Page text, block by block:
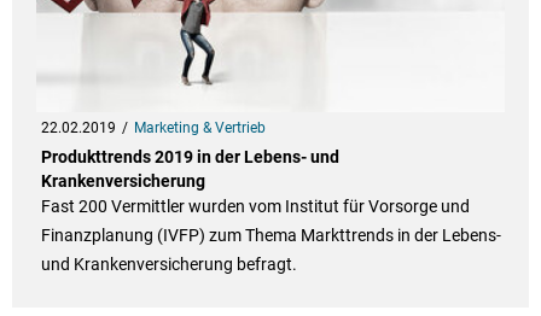
22.02.2019 Marketing & Vertrieb
Produkttrends 2019 in der Lebens- und
Krankenversicherung
Fast 200 Vermittler wurden vom Institut für Vorsorge und
Finanzplanung (IVFP) zum Thema Markttrends in der Lebens-
und Krankenversicherung befragt.